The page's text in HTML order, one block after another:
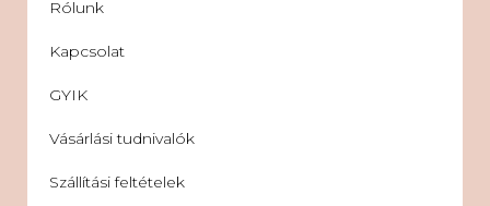
Rólunk
Kapcsolat
GYIK
Vásárlási tudnivalók
Szállítási feltételek